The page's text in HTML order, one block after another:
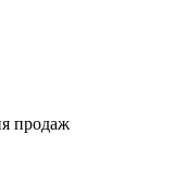
продаж